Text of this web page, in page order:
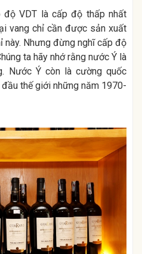
độ VDT là cấp độ thấp nhất
vang chỉ cần được sản xuất
Nhưng đừng nghĩ cấp độ
ta hãy nhớ rằng nước Ý là
Nước Ý còn là cường quốc
thế giới những năm 1970-